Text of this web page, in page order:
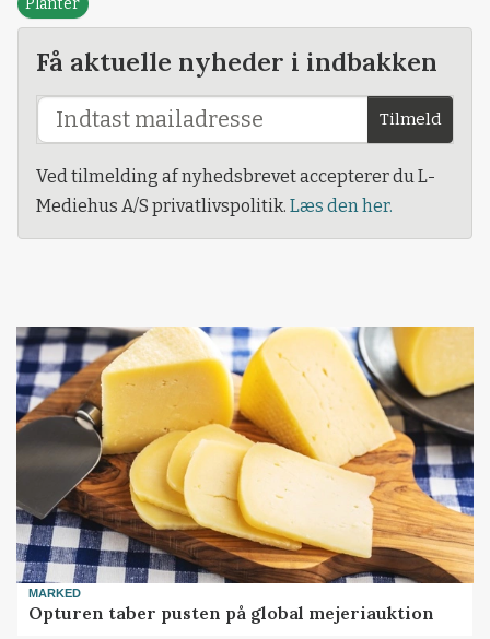
Planter
Få aktuelle nyheder i indbakken
Tilmeld
Ved tilmelding af nyhedsbrevet accepterer du L-
Mediehus A/S privatlivspolitik. Læs den her.
MARKED
Opturen taber pusten på global mejeriauktion